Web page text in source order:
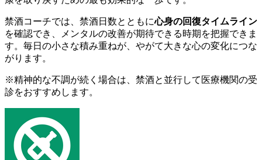
禁酒コーチでは、禁酒日数とともに心身の回復タイムライン
を確認でき、メンタルの改善が期待できる時期を把握できま
す。毎日の小さな積み重ねが、やがて大きな心の変化につな
がります。
※精神的な不調が続く場合は、禁酒と並行して医療機関の受
診をおすすめします。